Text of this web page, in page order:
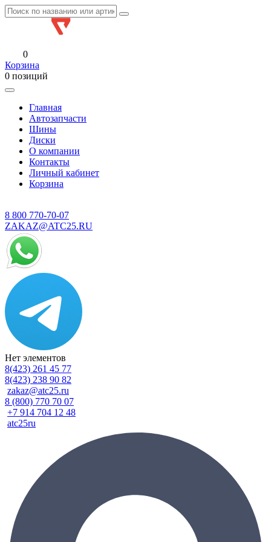
0
Корзина
0 позиций
Главная
Автозапчасти
Шины
Диски
О компании
Контакты
Личный кабинет
Корзина
8 800 770-70-07
ZAKAZ@ATC25.RU
Нет элементов
8(423) 261 45 77
8(423) 238 90 82
zakaz@atc25.ru
8 (800) 770 70 07
+7 914 704 12 48
atc25ru